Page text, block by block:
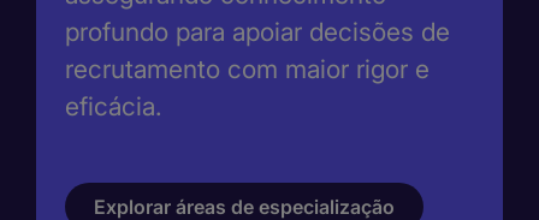
profundo para apoiar decisões de
recrutamento com maior rigor e
eficácia.
Explorar áreas de especialização